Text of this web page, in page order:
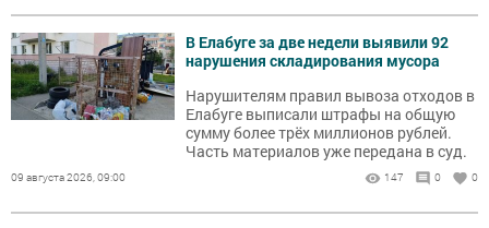
В Елабуге за две недели выявили 92
нарушения складирования мусора
Нарушителям правил вывоза отходов в
Елабуге выписали штрафы на общую
сумму более трёх миллионов рублей.
Часть материалов уже передана в суд.
09 августа 2026, 09:00 147 0 0